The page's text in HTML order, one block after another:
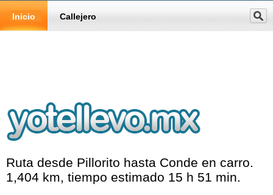
Inicio Callejero
Ruta desde Pillorito hasta Conde en carro.
1,404 km, tiempo estimado 15 h 51 min.